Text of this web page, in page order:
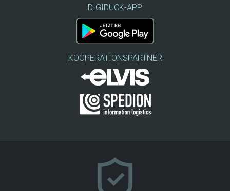
DIGIDUCK-APP
KOOPERATIONSPARTNER